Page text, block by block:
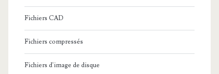
Fichiers CAD
Fichiers compressés
Fichiers d'image de disque